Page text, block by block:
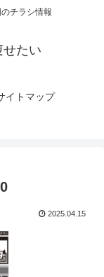
チラシ情報
たい
イトマップ
2025.04.15